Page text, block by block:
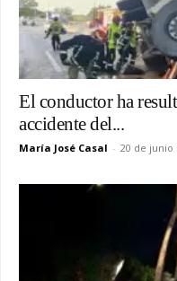
El conductor ha
accidente del...
María José Casal - 20 de junio